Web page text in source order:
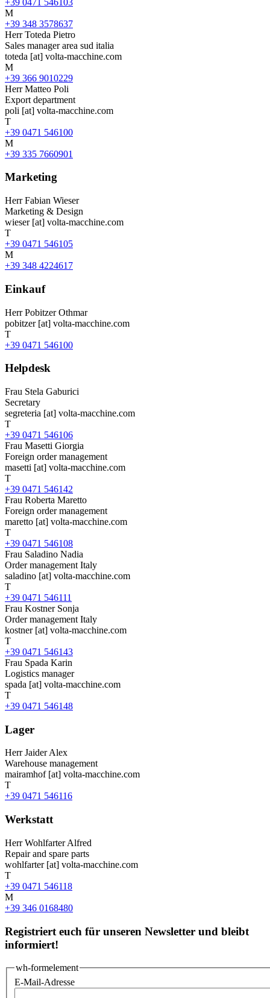
M
+39 348 3578637
HerrToteda Pietro
Sales manager area sud italia
toteda [at] volta-macchine.com
M
+39 366 9010229
HerrMatteo Poli
Export department
poli [at] volta-macchine.com
T
+39 0471 546100
M
+39 335 7660901
Marketing
HerrFabian Wieser
Marketing & Design
wieser[at] volta-macchine.com
T
+39 0471 546105
M
+39 348 4224617
Einkauf
HerrPobitzer Othmar
pobitzer[at] volta-macchine.com
T
+39 0471 546100
Helpdesk
Frau Stela Gaburici
Secretary
segreteria [at] volta-macchine.com
T
+39 0471 546106
Frau Masetti Giorgia
Foreign order management
masetti [at] volta-macchine.com
T
+39 0471 546142
Frau Roberta Maretto
Foreign order management
maretto [at] volta-macchine.com
T
+39 0471 546108
Frau Saladino Nadia
Order management Italy
saladino [at] volta-macchine.com
T
+39 0471 546111
Frau Kostner Sonja
Order management Italy
kostner[at] volta-macchine.com
T
+39 0471 546143
Frau Spada Karin
Logistics manager
spada [at] volta-macchine.com
T
+39 0471 546148
Lager
HerrJaider Alex
Warehouse management
mairamhof[at] volta-macchine.com
T
+39 0471 546116
Werkstatt
HerrWohlfarter Alfred
Repair and spare parts
wohlfarter[at] volta-macchine.com
T
+39 0471 546118
M
+39 346 0168480
Registriert euch für unseren Newsletter und bleibt
informiert!
wh-formelement
E-Mail-Adresse